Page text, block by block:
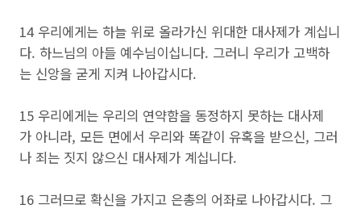
14 우리에게는 하늘 위로 올라가신 위대한 대사제가 계십니
다. 하느님의 아들 예수님이십니다. 그러니 우리가 고백하
는 신앙을 굳게 지켜 나아갑시다.
15 우리에게는 우리의 연약함을 동정하지 못하는 대사제
가 아니라, 모든 면에서 우리와 똑같이 유혹을 받으신, 그러
나 죄는 짓지 않으신 대사제가 계십니다.
16 그러므로 확신을 가지고 은총의 어좌로 나아갑시다. 그